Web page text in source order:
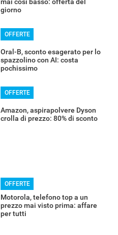
mai così basso: offerta del
giorno
OFFERTE
Oral-B, sconto esagerato per lo
spazzolino con AI: costa
pochissimo
OFFERTE
Amazon, aspirapolvere Dyson
crolla di prezzo: 80% di sconto
OFFERTE
Motorola, telefono top a un
prezzo mai visto prima: affare
per tutti